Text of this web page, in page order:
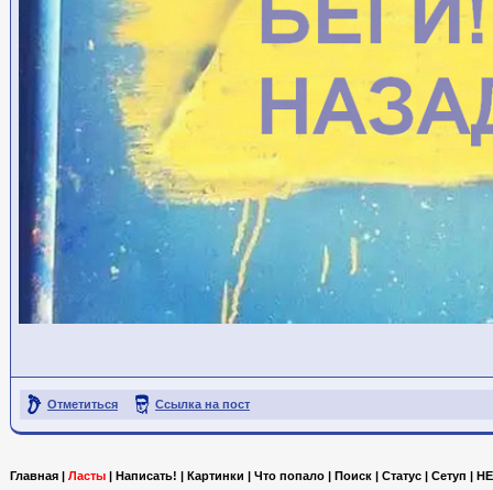
Отметиться Ссылка на пост
Главная | Ласты | Написать! | Картинки | Что попало | Поиск | Статус | Сетуп |